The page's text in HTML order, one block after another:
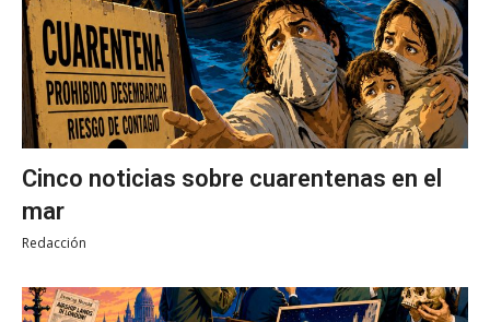
Cinco noticias sobre cuarentenas en el
mar
Redacción